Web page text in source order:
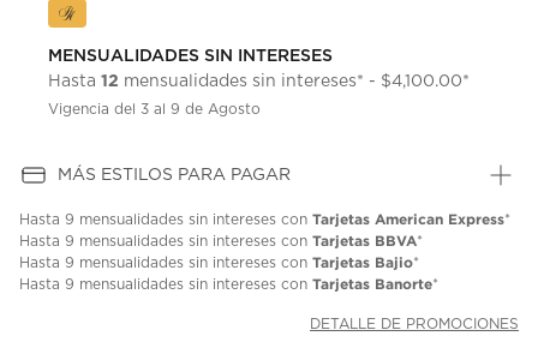
MENSUALIDADES SIN INTERESES
Hasta 12 mensualidades sin intereses* - $4,100.00*
Vigencia del 3 al 9 de Agosto
MÁS ESTILOS PARA PAGAR
Hasta 9 mensualidades sin intereses con Tarjetas American Express*
Hasta 9 mensualidades sin intereses con Tarjetas BBVA*
Hasta 9 mensualidades sin intereses con Tarjetas Bajio*
Hasta 9 mensualidades sin intereses con Tarjetas Banorte*
DETALLE DE PROMOCIONES